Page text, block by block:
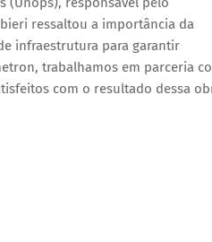
ressaltou a importância da
infraestrutura para garantir
trabalhamos em parceria
com o resultado dessa